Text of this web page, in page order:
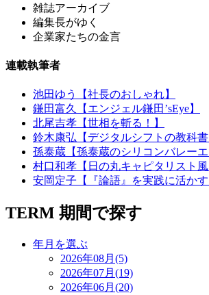
雑誌アーカイブ
編集長がゆく
企業家たちの金言
連載執筆者
池田ゆう【社長のおしゃれ】
鎌田富久【エンジェル鎌田’sEye】
北尾吉孝【世相を斬る！】
鈴木康弘【デジタルシフトの教科書
孫泰蔵【孫泰蔵のシリコンバレーエ
村口和孝【日の丸キャピタリスト風
安岡定子【『論語』を実践に活かす
TERM 期間で探す
年月を選ぶ
2026年08月(5)
2026年07月(19)
2026年06月(20)